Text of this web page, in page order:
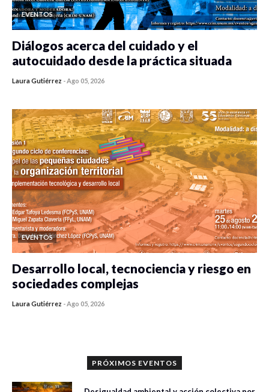
EVENTOS
Diálogos acerca del cuidado y el
autocuidado desde la práctica situada
Laura Gutiérrez -Ago 05, 2026
EVENTOS
Desarrollo local, tecnociencia y riesgo en
sociedades complejas
Laura Gutiérrez -Ago 05, 2026
PRÓXIMOS EVENTOS